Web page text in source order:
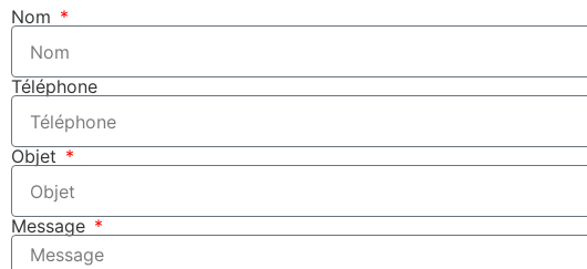
Nom
Téléphone
Objet
Message